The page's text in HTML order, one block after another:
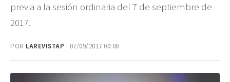
previa a la sesión ordinaria del 7 de septiembre de
2017.
POR LAREVISTAP · 07/09/2017 00:00